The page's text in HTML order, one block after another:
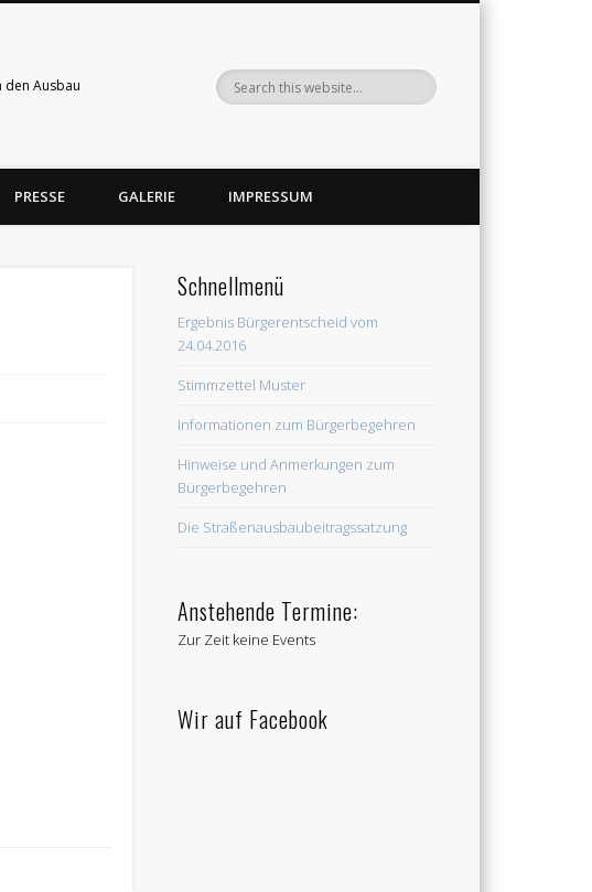
den Ausbau
PRESSE GALERIE IMPRESSUM
Schnellmenü
Ergebnis Bürgerentscheid vom
24.04.2016
Stimmzettel Muster
Informationen zum Bürgerbegehren
Hinweise und Anmerkungen zum
Bürgerbegehren
Die Straßenausbaubeitragssatzung
Anstehende Termine:
Zur Zeit keine Events
Wir auf Facebook